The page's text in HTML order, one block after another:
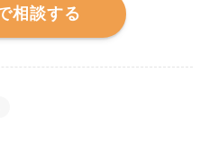
相談する